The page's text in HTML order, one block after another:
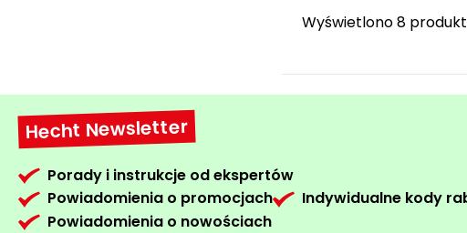
Wyświetlono 8
Hecht Newsletter
Porady i instrukcje od ekspertów
Powiadomienia o promocjach
Indywidualne kody
Powiadomienia o nowościach